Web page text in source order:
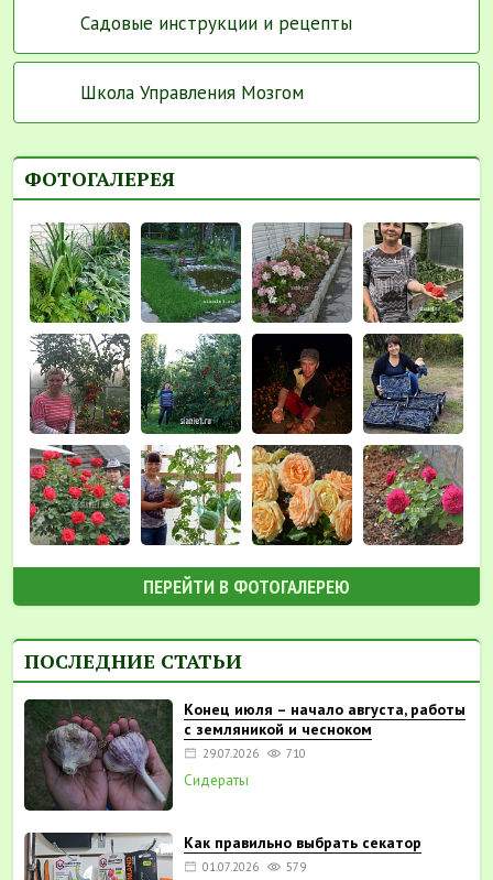
Садовые инструкции и рецепты
Школа Управления Мозгом
ФОТОГАЛЕРЕЯ
ПЕРЕЙТИ В ФОТОГАЛЕРЕЮ
ПОСЛЕДНИЕ СТАТЬИ
Конец июля – начало августа, работы
с земляникой и чесноком
29.07.2026 710
Сидераты
Как правильно выбрать секатор
01.07.2026 579